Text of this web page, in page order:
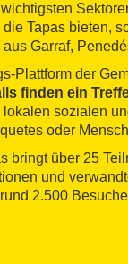
Tapas bieten,
Garraf,
Plattform der
finden ein
sozialen
oder
bringt über 25
und
2.500